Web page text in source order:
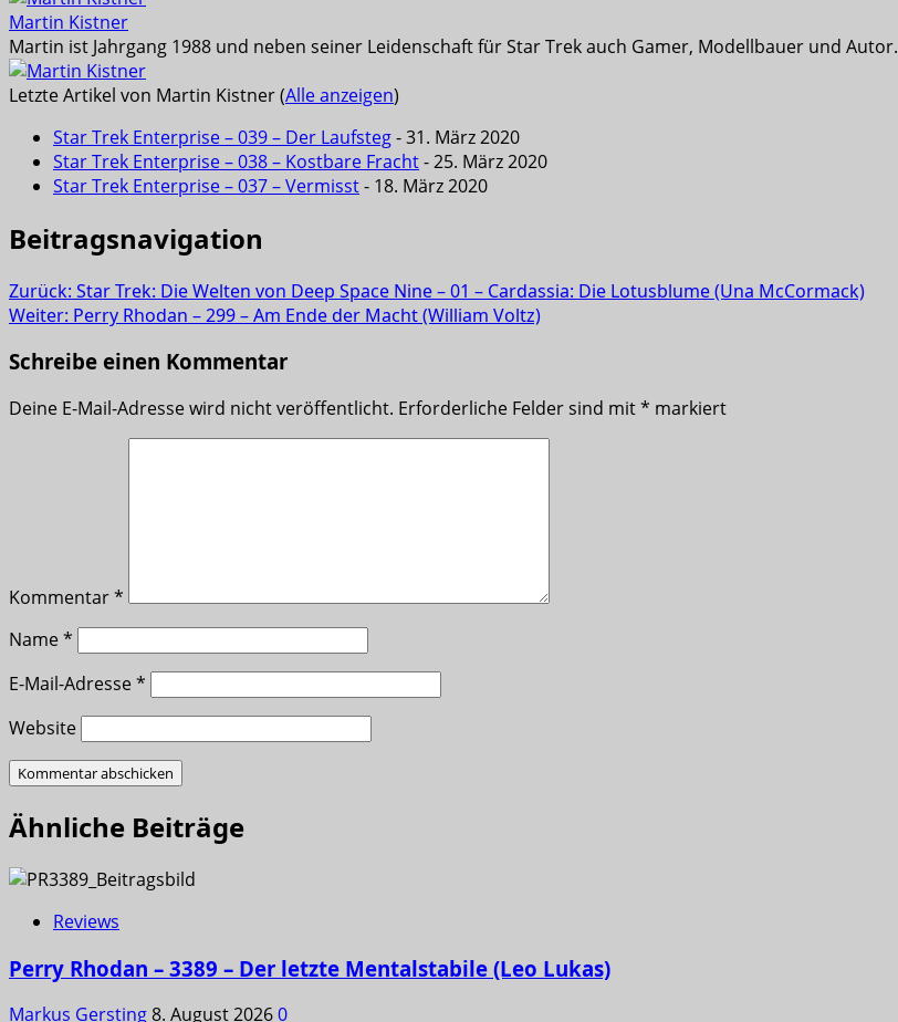
Martin Kistner
Martin ist Jahrgang 1988 und neben seiner Leidenschaft für Star Trek auch Gamer, Modellbauer und Autor.
Letzte Artikel von Martin Kistner(Alle anzeigen)
Star Trek Enterprise – 039 – Der Laufsteg- 31. März 2020
Star Trek Enterprise – 038 – Kostbare Fracht- 25. März 2020
Star Trek Enterprise – 037 – Vermisst- 18. März 2020
Beitragsnavigation
Zurück: Star Trek: Die Welten von Deep Space Nine – 01 – Cardassia: Die Lotusblume (Una McCormack)
Weiter: Perry Rhodan – 299 – Am Ende der Macht (William Voltz)
Schreibe einen Kommentar
Deine E-Mail-Adresse wird nicht veröffentlicht. Erforderliche Felder sind mit* markiert
Kommentar*
Name*
E-Mail-Adresse*
Website
Ähnliche Beiträge
Reviews
Perry Rhodan – 3389 – Der letzte Mentalstabile (Leo Lukas)
Markus Gersting8. August 20260